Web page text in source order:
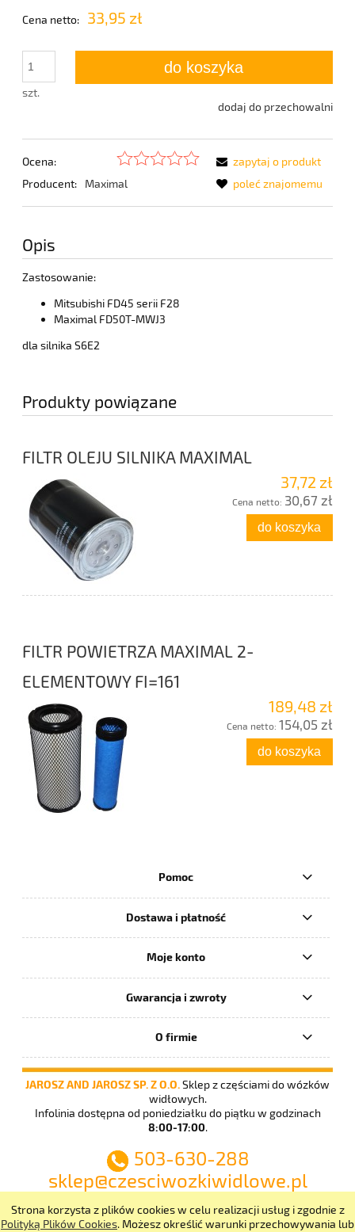
Strona korzysta z plików cookies w celu realizacji usług i zgodnie z
Polityką Plików Cookies. Możesz określić warunki przechowywania lub
Cena netto: 33,95 zł
szt.
do koszyka
dodaj do przechowalni
Ocena:
Producent:
Maximal
zapytaj o produkt
poleć znajomemu
Opis
Zastosowanie:
Mitsubishi FD45 serii F28
Maximal FD50T-MWJ3
dla silnika S6E2
Produkty powiązane
FILTR OLEJU SILNIKA MAXIMAL
37,72 zł
Cena netto: 30,67 zł
do koszyka
FILTR POWIETRZA MAXIMAL 2-
ELEMENTOWY FI=161
189,48 zł
Cena netto: 154,05 zł
do koszyka
Pomoc
Dostawa i płatność
Moje konto
Gwarancja i zwroty
O firmie
JAROSZ AND JAROSZ SP. Z O.O.Sklep z częściami do wózków
widłowych.
Infolinia dostępna od poniedziałku do piątku w godzinach
8:00-17:00.
503-630-288
sklep@czesciwozkiwidlowe.pl
pokaż pełną wersję strony